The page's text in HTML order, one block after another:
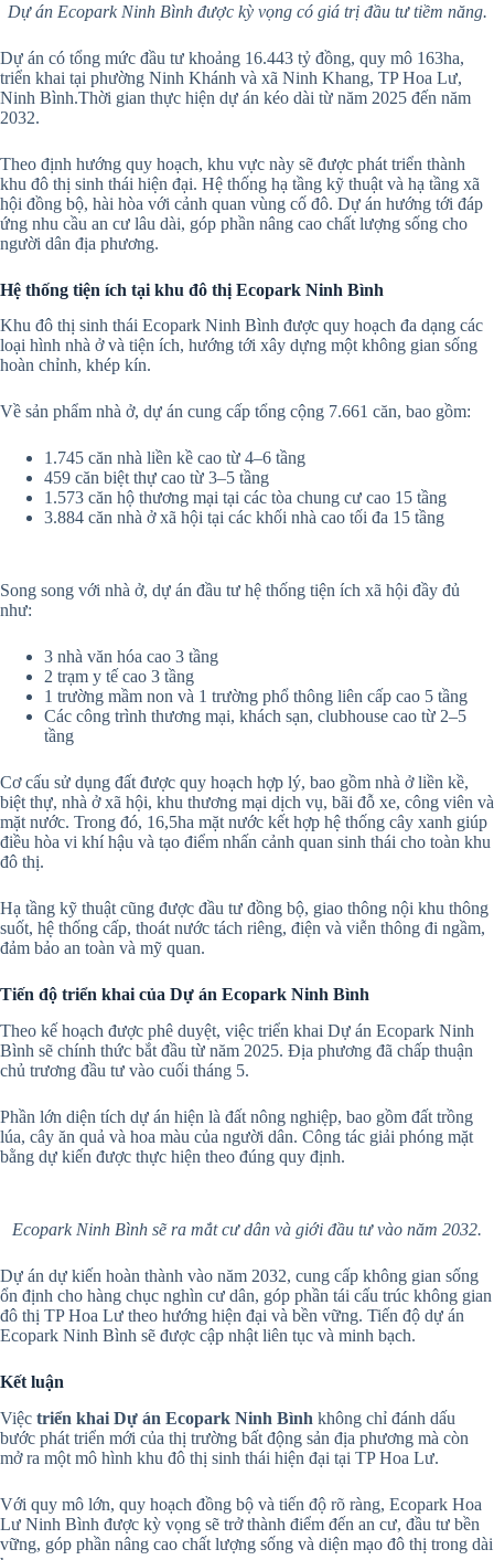
Dự án Ecopark Ninh Bình được kỳ vọng có giá trị đầu tư tiềm năng.
Dự án có tổng mức đầu tư khoảng 16.443 tỷ đồng, quy mô 163ha,
triển khai tại phường Ninh Khánh và xã Ninh Khang, TP Hoa Lư,
Ninh Bình.Thời gian thực hiện dự án kéo dài từ năm 2025 đến năm
2032.
Theo định hướng quy hoạch, khu vực này sẽ được phát triển thành
khu đô thị sinh thái hiện đại. Hệ thống hạ tầng kỹ thuật và hạ tầng xã
hội đồng bộ, hài hòa với cảnh quan vùng cố đô. Dự án hướng tới đáp
ứng nhu cầu an cư lâu dài, góp phần nâng cao chất lượng sống cho
người dân địa phương.
Hệ thống tiện ích tại khu đô thị Ecopark Ninh Bình
Khu đô thị sinh thái Ecopark Ninh Bình được quy hoạch đa dạng các
loại hình nhà ở và tiện ích, hướng tới xây dựng một không gian sống
hoàn chỉnh, khép kín.
Về sản phẩm nhà ở, dự án cung cấp tổng cộng 7.661 căn, bao gồm:
1.745 căn nhà liền kề cao từ 4–6 tầng
459 căn biệt thự cao từ 3–5 tầng
1.573 căn hộ thương mại tại các tòa chung cư cao 15 tầng
3.884 căn nhà ở xã hội tại các khối nhà cao tối đa 15 tầng
Song song với nhà ở, dự án đầu tư hệ thống tiện ích xã hội đầy đủ
như:
3 nhà văn hóa cao 3 tầng
2 trạm y tế cao 3 tầng
1 trường mầm non và 1 trường phổ thông liên cấp cao 5 tầng
Các công trình thương mại, khách sạn, clubhouse cao từ 2–5
tầng
Cơ cấu sử dụng đất được quy hoạch hợp lý, bao gồm nhà ở liền kề,
biệt thự, nhà ở xã hội, khu thương mại dịch vụ, bãi đỗ xe, công viên và
mặt nước. Trong đó, 16,5ha mặt nước kết hợp hệ thống cây xanh giúp
điều hòa vi khí hậu và tạo điểm nhấn cảnh quan sinh thái cho toàn khu
đô thị.
Hạ tầng kỹ thuật cũng được đầu tư đồng bộ, giao thông nội khu thông
suốt, hệ thống cấp, thoát nước tách riêng, điện và viễn thông đi ngầm,
đảm bảo an toàn và mỹ quan.
Tiến độ triển khai của Dự án Ecopark Ninh Bình
Theo kế hoạch được phê duyệt, việc triển khai Dự án Ecopark Ninh
Bình sẽ chính thức bắt đầu từ năm 2025. Địa phương đã chấp thuận
chủ trương đầu tư vào cuối tháng 5.
Phần lớn diện tích dự án hiện là đất nông nghiệp, bao gồm đất trồng
lúa, cây ăn quả và hoa màu của người dân. Công tác giải phóng mặt
bằng dự kiến được thực hiện theo đúng quy định.
Ecopark Ninh Bình sẽ ra mắt cư dân và giới đầu tư vào năm 2032.
Dự án dự kiến hoàn thành vào năm 2032, cung cấp không gian sống
ổn định cho hàng chục nghìn cư dân, góp phần tái cấu trúc không gian
đô thị TP Hoa Lư theo hướng hiện đại và bền vững. Tiến độ dự án
Ecopark Ninh Bình sẽ được cập nhật liên tục và minh bạch.
Kết luận
Việc triển khai Dự án Ecopark Ninh Bình không chỉ đánh dấu
bước phát triển mới của thị trường bất động sản địa phương mà còn
mở ra một mô hình khu đô thị sinh thái hiện đại tại TP Hoa Lư.
Với quy mô lớn, quy hoạch đồng bộ và tiến độ rõ ràng, Ecopark Hoa
Lư Ninh Bình được kỳ vọng sẽ trở thành điểm đến an cư, đầu tư bền
vững, góp phần nâng cao chất lượng sống và diện mạo đô thị trong dài